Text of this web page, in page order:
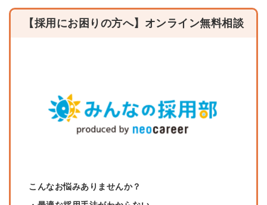
【採用にお困りの方へ】オンライン無料相談
こんなお悩みありませんか？